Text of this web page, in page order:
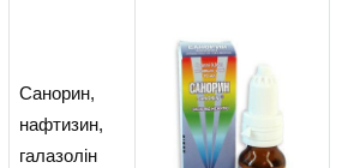
Санорин,
нафтизин,
галазолін